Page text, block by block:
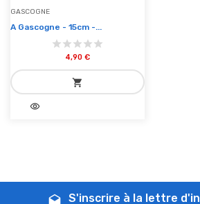
GASCOGNE
A Gascogne - 15cm -...
4,90 €
shopping_cart
add_shopping_cartvisibility
drafts S'inscrire à la lettre